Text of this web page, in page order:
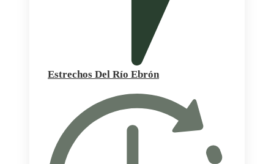
Estrechos Del Río Ebrón